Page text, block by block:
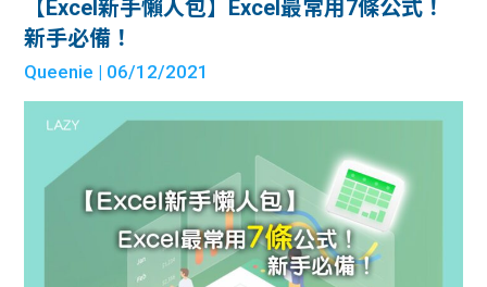
貸款
貸款
計算
機
資訊
Blog
大專
生筍
常見
問題
學生
【Excel新手懶人包】Excel最常用7條公式！
新手必備！
Queenie | 06/12/2021